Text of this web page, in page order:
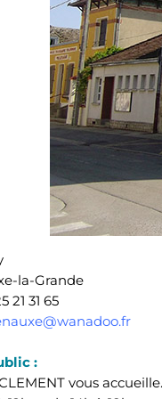
la-Grande
21 31 65
:
vous accueille.